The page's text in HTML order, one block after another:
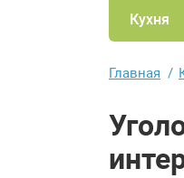
Кухня
Главная